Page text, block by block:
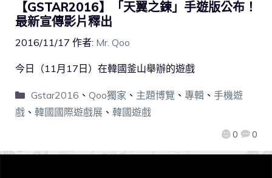
【GSTAR2016】「天翼之鍊」手遊版公布！
最新宣傳影片釋出
2016/11/17 作者: Mr. Qoo
0 0
今日（11月17日）在韓國釜山舉辦的遊戲
Gstar2016 、 Qoo獨家 、 主題博覽 、 專輯、 手機遊
戲 、 韓國國際遊戲展 、 韓國遊戲